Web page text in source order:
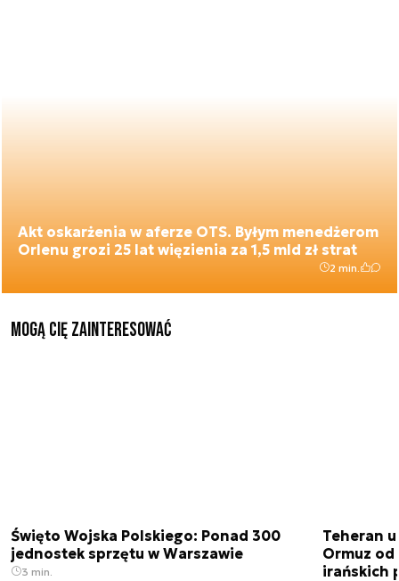
Akt oskarżenia w aferze OTS. Byłym menedżerom
Orlenu grozi 25 lat więzienia za 1,5 mld zł strat
2 min.
Mogą Cię zainteresować
Święto Wojska Polskiego: Ponad 300
jednostek sprzętu w Warszawie
3 min.
Teheran
Ormuz
irańskich